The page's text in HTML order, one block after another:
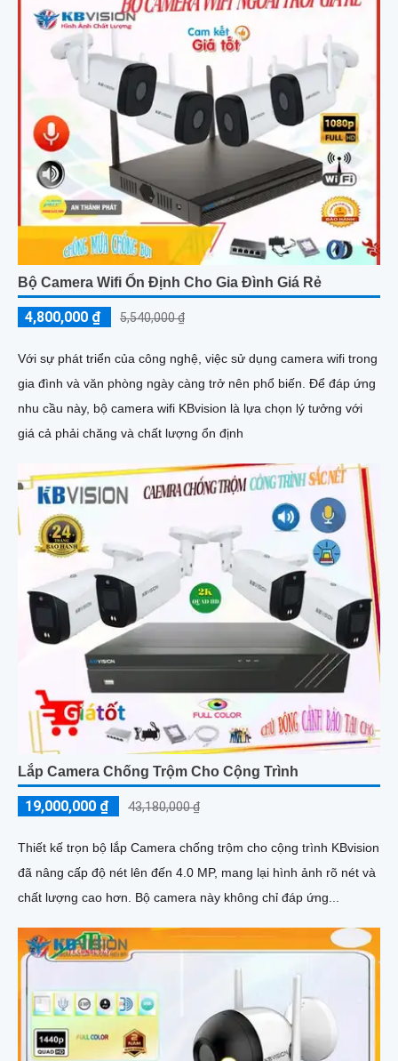
Bộ Camera Wifi Ổn Định Cho Gia Đình Giá Rẻ
4,800,000 ₫ 5,540,000 ₫
Với sự phát triển của công nghệ, việc sử dụng camera wifi trong
gia đình và văn phòng ngày càng trở nên phổ biến. Để đáp ứng
nhu cầu này, bộ camera wifi KBvision là lựa chọn lý tưởng với
giá cả phải chăng và chất lượng ổn định
Lắp Camera Chống Trộm Cho Cộng Trình
19,000,000 ₫ 43,180,000 ₫
Thiết kế trọn bộ lắp Camera chống trộm cho cộng trình KBvision
đã nâng cấp độ nét lên đến 4.0 MP, mang lại hình ảnh rõ nét và
chất lượng cao hơn. Bộ camera này không chỉ đáp ứng...